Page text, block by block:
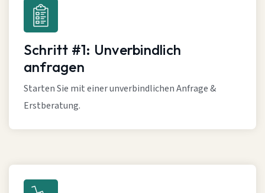
Schritt #1: Unverbindlich
anfragen
Starten Sie mit einer unverbindlichen Anfrage &
Erstberatung.